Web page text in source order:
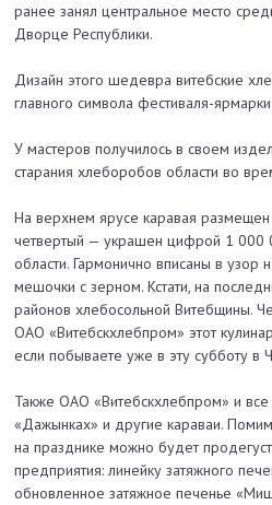
ранее занял центральное место
Дворце Республики.
Дизайн этого шедевра витебские
главного символа фестиваля-
У мастеров получилось в своем
старания хлеборобов области во
На верхнем ярусе каравая
четвертый — украшен цифрой 1 000
области. Гармонично вписаны в узор
мешочки с зерном. Кстати, на
районов хлебосольной Витебщины.
ОАО «Витебскхлебпром» этот
если побываете уже в эту субботув
Также ОАО «Витебскхлебпром» и
«Дажынках» и другие караваи.
на празднике можно будет
предприятия: линейку затяжного
обновленное затяжное печенье